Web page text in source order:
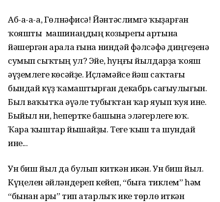
Аб-а-а-а, Гөлнәфисә! Йәнтәслимгә ҡыҙарған
ҡояшты машинаңдың козырегы артына
йәшергән арала ғына ниндәй фәлсәфә диңгеҙенә
сумып сыҡтың ул? Эйе, һуңғы йылдарҙа ҡояш
әүҙемлеге көсәйҙе. Иҫләмәйсе йәш саҡтағы
бындай күҙ ҡамаштырған декабрь сағыулығын.
Был ваҡытҡа әүәле тубыҡтан ҡар яуып ҡуя ине.
Быйыл ни, һепертке башына эләгерлеге юҡ.
Ҡара ҡыштар йышайҙы. Теге ҡыш та шундай
ине...
Ун биш йыл да булып киткән икән. Ун биш йыл.
Күңелен әйләндереп кейеп, “быға тиклем” һәм
“бынан ары” тип атарлыҡ ике төрлө иткән